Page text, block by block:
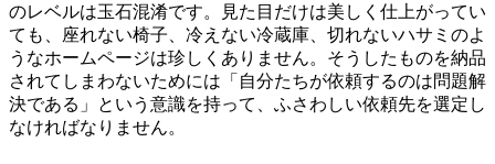
のレベルは玉石混淆です。見た目だけは美しく仕上がってい
ても、座れない椅子、冷えない冷蔵庫、切れないハサミのよ
うなホームページは珍しくありません。そうしたものを納品
されてしまわないためには「自分たちが依頼するのは問題解
決である」という意識を持って、ふさわしい依頼先を選定し
なければなりません。